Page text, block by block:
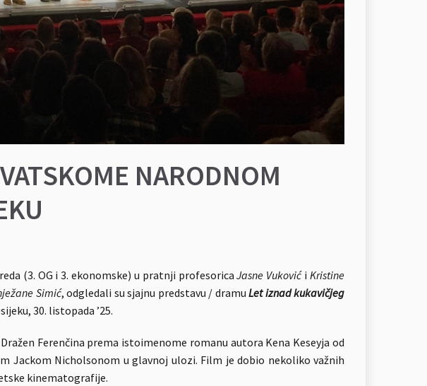
NARODNOM
(3. OG i 3. ekonomske) u pratnji profesoricaJasne VukovićiKristine
Simić, odgledali su sjajnu predstavu / dramuLet iznadkukavičjeg
30. listopada ’25.
Ferenčina prema istoimenome romanu autora Kena Keseyja od
Jackom Nicholsonom u glavnoj ulozi. Film je dobio nekoliko važnih
kinematografije.